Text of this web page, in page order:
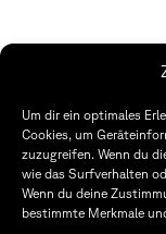
Um dir ein optimales
Cookies, um
zuzugreifen. Wenn du
wie das Surfverhalten
Wenn du deine
bestimmte Merkmale
THWS | Fakultät
Technische Hochschule
Würzburg-Schweinfurt
Sanderheinrichsleitenweg 20
tel: +49 931 35 11 93 02